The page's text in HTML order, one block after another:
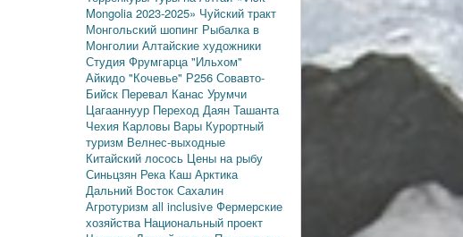
Mongolia 2023-2025» Чуйский тракт
Монгольский шопинг Рыбалка в
Монголии Алтайские художники
Студия Фрумгарца"Ильхом"
Айкидо "Кочевье" Р256 Совавто-
Бийск Перевал Канас Урумчи
Цагааннуур Переход Даян Ташанта
Чехия Карловы Вары Курортный
туризм Велнес-выходные
Китайский лосось Цены на рыбу
Синьцзян Река Каш Арктика
Дальний Восток Сахалин
Агротуризм all inclusive Фермерские
хозяйства Национальный проект